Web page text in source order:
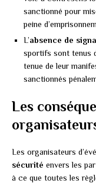
sanctionné pour
peine
L’absence de
sportifs sont tenus
tenue de leur
sanctionnés
Les
Les organisateurs
sécurité envers les
à ce que toutes les